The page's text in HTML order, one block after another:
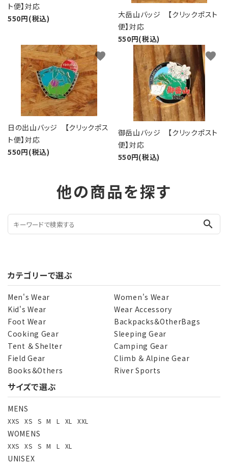
ト便】対応
550円(税込)
大岳山バッジ 【クリックポスト
便】対応
550円(税込)
日の出山バッジ 【クリックポス
ト便】対応
550円(税込)
favorite
御岳山バッジ 【クリックポスト
便】対応
550円(税込)
favorite
他の商品を探す
search
カテゴリーで選ぶ
Men's Wear
Women's Wear
Kid's Wear
Wear Accessory
Foot Wear
Backpacks＆OtherBags
Cooking Gear
Sleeping Gear
Tent ＆ Shelter
Camping Gear
Field Gear
Climb ＆ Alpine Gear
Books＆Others
River Sports
サイズで選ぶ
MENS
XXS XS S M L XL XXL
WOMENS
XXS XS S M L XL
UNISEX